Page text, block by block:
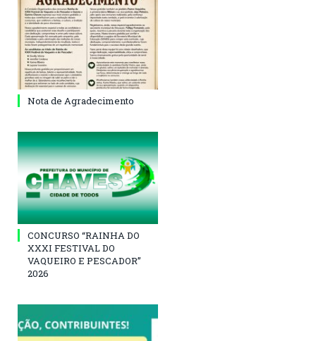
Nota de Agradecimento
CONCURSO “RAINHA DO
XXXI FESTIVAL DO
VAQUEIRO E PESCADOR”
2026